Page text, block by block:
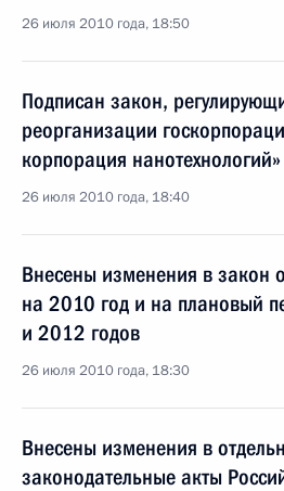
26 июля 2010 года, 18:50
Подписан закон,
реорганизации
корпорация нанотехнологий»
26 июля 2010 года, 18:40
Внесены изменения в закон
на 2010 год и на плановый
и 2012 годов
26 июля 2010 года, 18:30
Внесены изменения в
законодательные акты